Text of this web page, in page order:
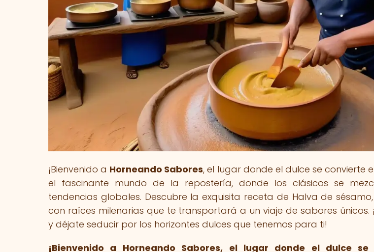
¡Bienvenido a Horneando Sabores, el lugar donde el dulce se convierte
el fascinante mundo de la repostería, donde los clásicos se
tendencias globales. Descubre la exquisita receta de Halva de
con raíces milenarias que te transportará a un viaje de sabores únicos.
y déjate seducir por los horizontes dulces que tenemos para ti!
¡Bienvenido a Horneando Sabores, el lugar donde el dulce